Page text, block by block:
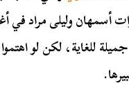
وليلى مراد في
للغاية، لكن لو